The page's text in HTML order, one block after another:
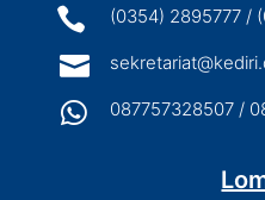
 (0354) 2895777 /

 087757328507 /